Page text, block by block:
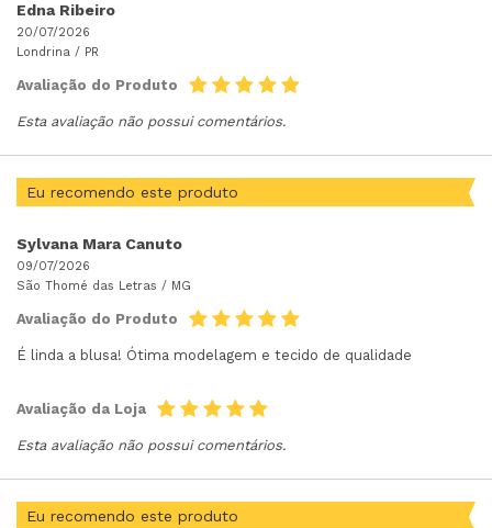
Edna Ribeiro
20/07/2026
Londrina / PR
Avaliação do Produto
Esta avaliação não possui comentários.
Eu recomendo este produto
Sylvana Mara Canuto
09/07/2026
São Thomé das Letras / MG
Avaliação do Produto
É linda a blusa! Ótima modelagem e tecido de qualidade
Avaliação da Loja
Esta avaliação não possui comentários.
Eu recomendo este produto